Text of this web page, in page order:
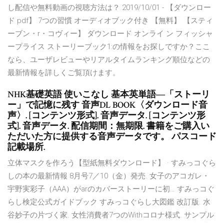
し配信や無料動画の視聴方法は？ 2019/10/01 - 【ダウンロー
ド pdf】 7つの習慣 オーディオブック付き 【無料】 【スティ
ーブン・r・コヴィー】 ダウンロード オンライ ン フィッシャ
ープライス ストーリーブック1:の情報をお探しですか？ここ
なら、ユーザレビューやリアルタイムランキング順位などの
最新情報を詳しくご覧頂けます。
NHK基礎英語 使いこなし 基本英単語―「ストーリ
ー」で記憶に残す 音声DL BOOK〈ダウンロード音
声〉. [コンテンツ形式]. 音声データ. [コンテンツ形
式]. 音声データ. 配信期間：無期限. 書籍をご購入い
ただいた方に提供する音声データです。 パスコード
記載場所.
立体マスクを作ろう【型紙無料ダウンロード】 · すみっコぐら
しの本の最新情報 8月号7／10（金）発売. 女子のアコガレ・
宇野実彩子（AAA）がarのカバーストーリーに初… すみっコぐ
らし検定公式ガイドブック すみっコぐらし大図鑑 改訂版. 水
谷妙子の片づく家. 女性消費者7つのWithコロナ様式. サンプル